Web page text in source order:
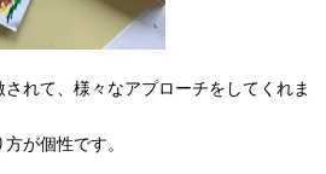
れて、様々なアプローチをしてくれま
が個性です。